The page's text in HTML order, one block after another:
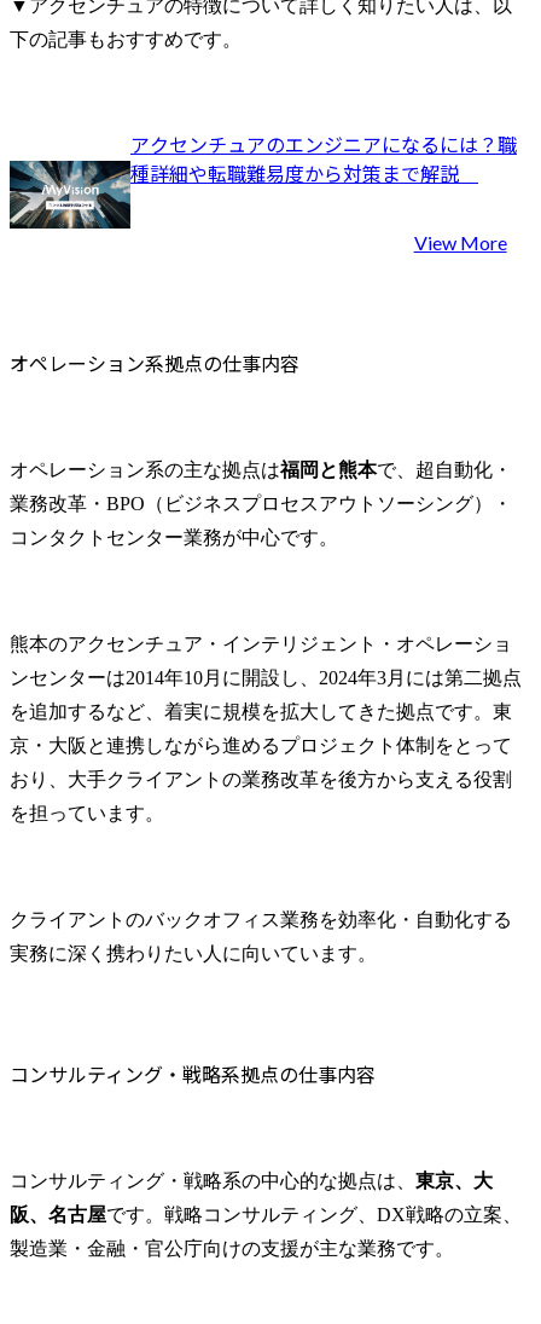
▼アクセンチュアの特徴について詳しく知りたい人は、以
下の記事もおすすめです。
アクセンチュアのエンジニアになるには？職
View More
オペレーション系拠点の仕事内容
オペレーション系の主な拠点は福岡と熊本で、超自動化・
業務改革・BPO（ビジネスプロセスアウトソーシング）・
コンタクトセンター業務が中心です。
熊本のアクセンチュア・インテリジェント・オペレーショ
ンセンターは2014年10月に開設し、2024年3月には第二拠点
を追加するなど、着実に規模を拡大してきた拠点です。東
京・大阪と連携しながら進めるプロジェクト体制をとって
おり、大手クライアントの業務改革を後方から支える役割
を担っています。
クライアントのバックオフィス業務を効率化・自動化する
実務に深く携わりたい人に向いています。
コンサルティング・戦略系拠点の仕事内容
コンサルティング・戦略系の中心的な拠点は、 東京、大
阪、名古屋です。戦略コンサルティング、DX戦略の立案、
製造業・金融・官公庁向けの支援が主な業務です。